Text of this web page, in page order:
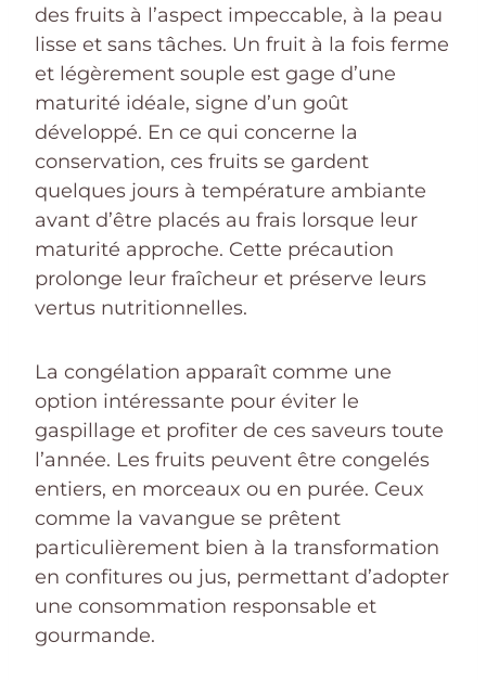
des fruits à l’aspect impeccable, à la peau
lisse et sans tâches. Un fruit à la fois ferme
et légèrement souple est gage d’une
maturité idéale, signe d’un goût
développé. En ce qui concerne la
conservation, ces fruits se gardent
quelques jours à température ambiante
avant d’être placés au frais lorsque leur
maturité approche. Cette précaution
prolonge leur fraîcheur et préserve leurs
vertus nutritionnelles.
La congélation apparaît comme une
option intéressante pour éviter le
gaspillage et profiter de ces saveurs toute
l’année. Les fruits peuvent être congelés
entiers, en morceaux ou en purée. Ceux
comme la vavangue se prêtent
particulièrement bien à la transformation
en confitures ou jus, permettant d’adopter
une consommation responsable et
gourmande.